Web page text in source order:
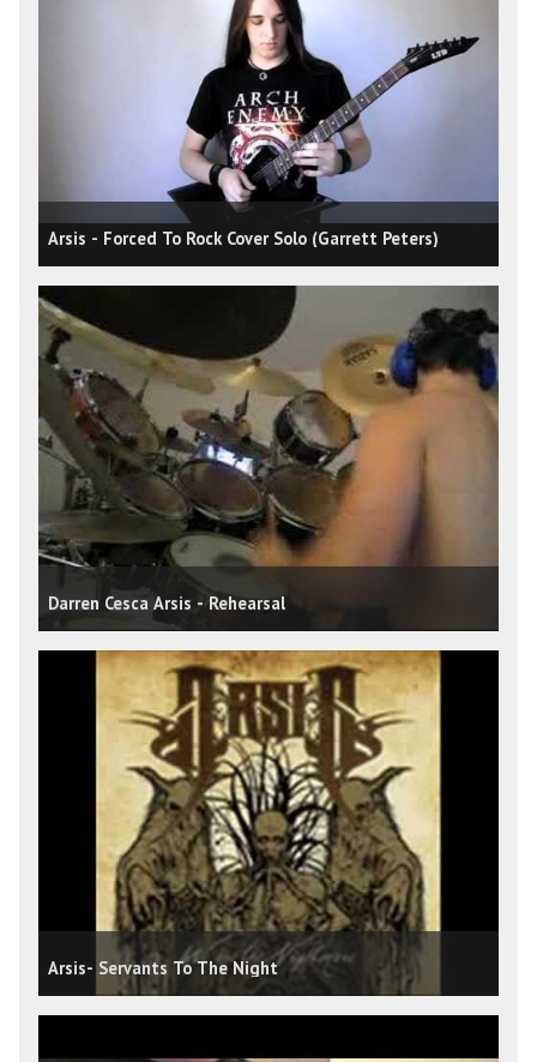
Arsis - Forced To Rock Cover Solo (Garrett Peters)
Darren Cesca Arsis - Rehearsal
Arsis- Servants To The Night